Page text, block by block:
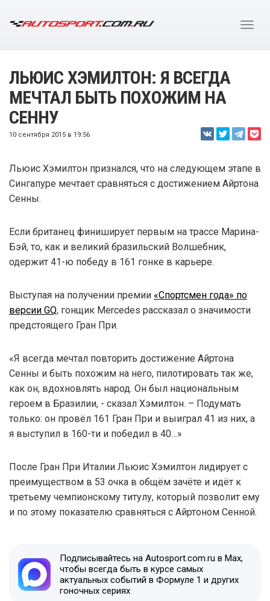
ЛЬЮИС ХЭМИЛТОН: Я ВСЕГДА
МЕЧТАЛ БЫТЬ ПОХОЖИМ НА
СЕННУ
10 сентября 2015 в 19:56
Льюис Хэмилтон признался, что на следующем этапе в
Сингапуре мечтает сравняться с достижением Айртона
Сенны.
Если британец финиширует первым на трассе Марина-
Бэй, то, как и великий бразильский Волшебник,
одержит 41-ю победу в 161 гонке в карьере.
Выступая на получении премии «Спортсмен года» по
версии GQ, гонщик Mercedes рассказал о значимости
предстоящего Гран При.
«Я всегда мечтал повторить достижение Айртона
Сенны и быть похожим на него, пилотировать так же,
как он, вдохновлять народ. Он был национальным
героем в Бразилии, - сказал Хэмилтон. – Подумать
только: он провёл 161 Гран При и выиграл 41 из них, а
я выступил в 160-ти и победил в 40…»
После Гран При Италии Льюис Хэмилтон лидирует с
преимуществом в 53 очка в общём зачёте и идёт к
третьему чемпионскому титулу, который позволит ему
и по этому показателю сравняться с Айртоном Сенной.
Подписывайтесь на Autosport.com.ru в Max,
чтобы всегда быть в курсе самых
актуальных событий в Формуле 1 и других
гоночных сериях